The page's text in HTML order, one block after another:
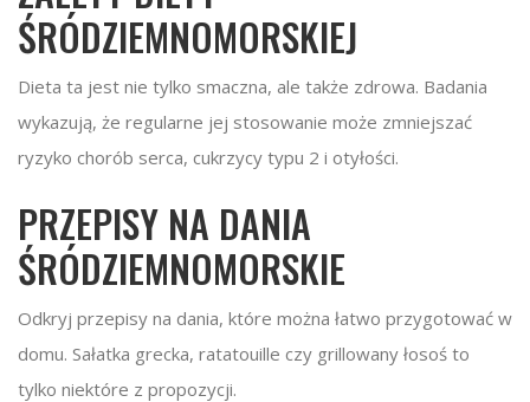
ŚRÓDZIEMNOMORSKIEJ
Dieta ta jest nie tylko smaczna, ale także zdrowa. Badania
wykazują, że regularne jej stosowanie może zmniejszać
ryzyko chorób serca, cukrzycy typu 2 i otyłości.
PRZEPISY NA DANIA
ŚRÓDZIEMNOMORSKIE
Odkryj przepisy na dania, które można łatwo przygotować w
domu. Sałatka grecka, ratatouille czy grillowany łosoś to
tylko niektóre z propozycji.